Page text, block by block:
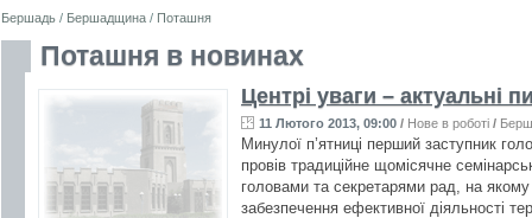
Бершадь / Бершадщина / Поташня
Поташня в новинах
Центрі уваги – актуальні
11 Лютого 2013, 09:00 / Нове в роботі /
Минулої п’ятниці перший заступник
провів традиційне щомісячне
головами та секретарями рад, на
забезпечення ефективної діяльності